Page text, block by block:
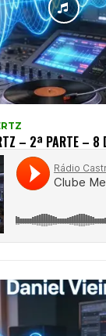
– 2ª PARTE – 8